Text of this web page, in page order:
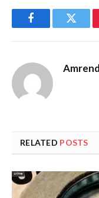
Facebook
RELATED POSTS